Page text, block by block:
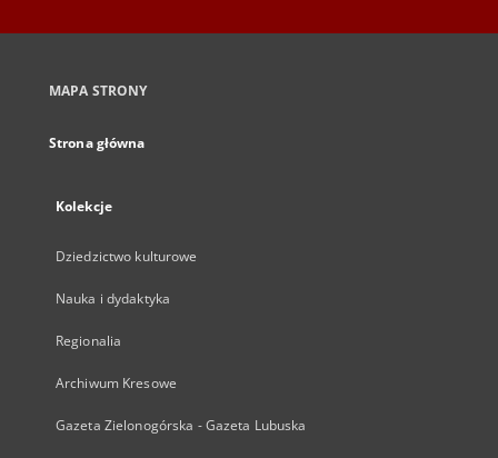
MAPA STRONY
Strona główna
Kolekcje
Dziedzictwo kulturowe
Nauka i dydaktyka
Regionalia
Archiwum Kresowe
Gazeta Zielonogórska - Gazeta Lubuska